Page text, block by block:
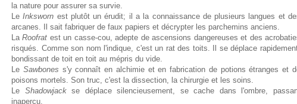
la nature pour assurer sa survie.
LeInksworn est plutôt un érudit; il a la connaissance de plusieurs langues et
arcanes. Il sait fabriquer de faux papiers et décrypter les parchemins anciens.
LaRoofrat est un casse-cou, adepte de ascensions dangereuses et des
risqués. Comme son nom l'indique, c'est un rat des toits. Il se déplace
bondissant de toit en toit au mépris du vide.
Le Sawbones s'y connaît en alchimie et en fabrication de potions étranges et
poisons mortels. Son truc, c'est la dissection, la chirurgie et les soins.
Le Shadowjackse déplace silencieusement, se cache dans l'ombre,
inaperçu.